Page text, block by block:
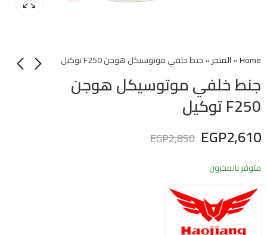
Home
»المتجر»جنط خلفي موتوسيكل هوجن F250 توكيل
جنط خلفي موتوسيكل هوجن
F250 توكيل
EGP2,610
EGP2,850
متوفر بالمخزون